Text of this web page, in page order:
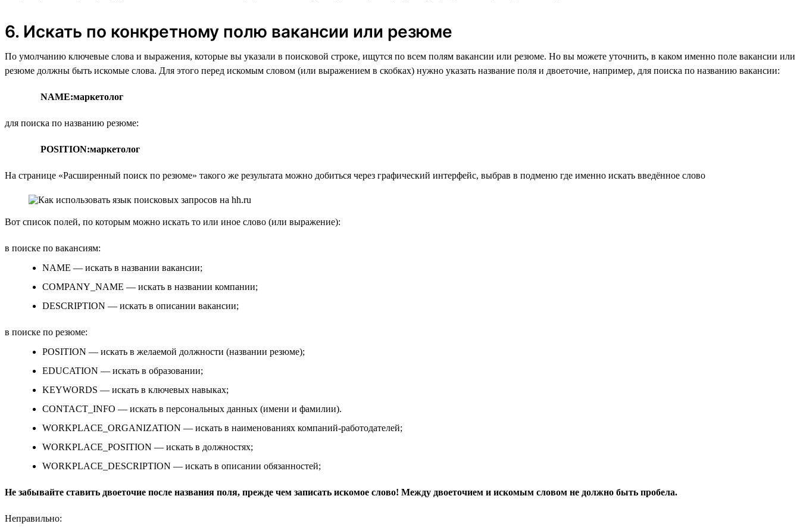
6. Искать по конкретному полю вакансии или резюме
По умолчанию ключевые слова и выражения, которые вы указали в поисковой строке, ищутся по всем полям вакансии или резюме. Но вы можете уточнить, в каком именно поле вакансии или
резюме должны быть искомые слова. Для этого перед искомым словом (или выражением в скобках) нужно указать название поля и двоеточие, например, для поиска по названию вакансии:
NAME:маркетолог
для поиска по названию резюме:
POSITION:маркетолог
На странице «Расширенный поиск по резюме» такого же результата можно добиться через графический интерфейс, выбрав в подменю где именно искать введённое слово
Вот список полей, по которым можно искать то или иное слово (или выражение):
в поиске по вакансиям:
NAME — искать в названии вакансии;
COMPANY_NAME — искать в названии компании;
DESCRIPTION — искать в описании вакансии;
в поиске по резюме:
POSITION — искать в желаемой должности (названии резюме);
EDUCATION — искать в образовании;
KEYWORDS — искать в ключевых навыках;
CONTACT_INFO — искать в персональных данных (имени и фамилии).
WORKPLACE_ORGANIZATION — искать в наименованиях компаний-работодателей;
WORKPLACE_POSITION — искать в должностях;
WORKPLACE_DESCRIPTION — искать в описании обязанностей;
Не забывайте ставить двоеточие после названия поля, прежде чем записать искомое слово! Между двоеточием и искомым словом не должно быть пробела.
Неправильно: